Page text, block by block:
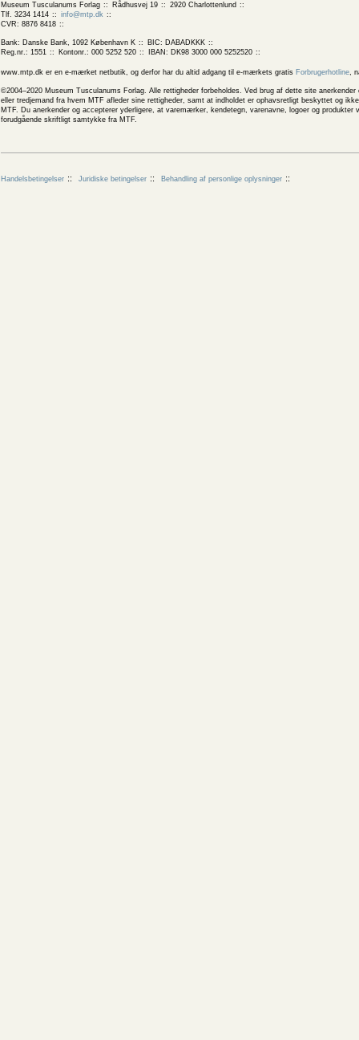
Museum Tusculanums Forlag Rådhusvej 19
2920 Charlottenlund
Tlf. 3234 1414
info@mtp.dk
CVR: 8876 8418
Bank: Danske Bank, 1092 København K
BIC: DABADKKK
Reg.nr.: 1551
Kontonr.: 000 5252 520 IBAN: DK98 3000 000 5252520
www.mtp.dk er en e-mærket netbutik, og derfor har du altid adgang til e-mærkets gratis Forbrugerhotline,
©2004–2020 Museum Tusculanums Forlag. Alle rettigheder forbeholdes. Ved brug af dette site
eller tredjemand fra hvem MTF afleder sine rettigheder, samt at indholdet er ophavsretligt beskyttet og
MTF. Du anerkender og accepterer yderligere, at varemærker, kendetegn, varenavne, logoer og
forudgående skriftligt samtykke fra MTF.
Handelsbetingelser Juridiske betingelser Behandling af personlige oplysninger